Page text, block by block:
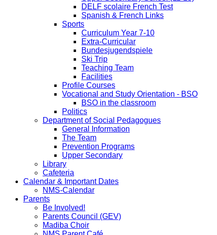
DELF scolaire French Test
Spanish & French Links
Sports
Curriculum Year 7-10
Extra-Curricular
Bundesjugendspiele
Ski Trip
Teaching Team
Facilities
Profile Courses
Vocational and Study Orientation - BSO
BSO in the classroom
Politics
Department of Social Pedagogues
General Information
The Team
Prevention Programs
Upper Secondary
Library
Cafeteria
Calendar & Important Dates
NMS-Calendar
Parents
Be Involved!
Parents Council (GEV)
Madiba Choir